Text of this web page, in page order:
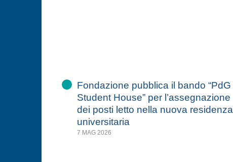
Fondazione pubblica il bando “PdG
Student House” per l’assegnazione
dei posti letto nella nuova residenza
universitaria
7 MAG 2026